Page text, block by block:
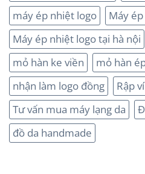
máy ép nhiệt logo
Máy
Máy ép nhiệt logo tại hà nội
mỏ hàn ke viền
mỏ hàn
nhận làm logo đồng
Rập
Tư vấn mua máy lạng da
đồ da handmade